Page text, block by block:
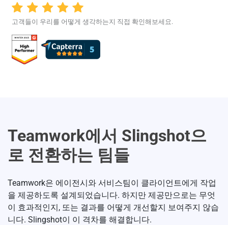
고객들이 우리를 어떻게 생각하는지 직접 확인해보세요.
Teamwork에서 Slingshot으
로 전환하는 팀들
Teamwork은 에이전시와 서비스팀이 클라이언트에게 작업
을 제공하도록 설계되었습니다. 하지만 제공만으로는 무엇
이 효과적인지, 또는 결과를 어떻게 개선할지 보여주지 않습
니다. Slingshot이 이 격차를 해결합니다.